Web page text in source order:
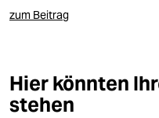
abo
zum Beitrag
Hier könnten
stehen